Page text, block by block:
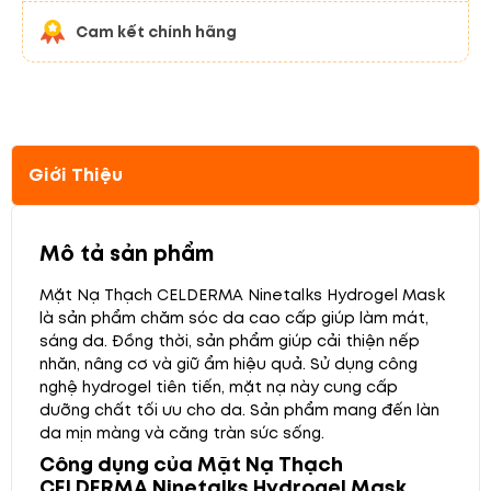
Cam kết chính hãng
Giới Thiệu
Mô tả sản phẩm
Mặt Nạ Thạch CELDERMA Ninetalks Hydrogel Mask
là sản phẩm chăm sóc da cao cấp giúp làm mát,
sáng da. Đồng thời, sản phẩm giúp cải thiện nếp
nhăn, nâng cơ và giữ ẩm hiệu quả. Sử dụng công
nghệ hydrogel tiên tiến, mặt nạ này cung cấp
dưỡng chất tối ưu cho da. Sản phẩm mang đến làn
da mịn màng và căng tràn sức sống.
Công dụng của Mặt Nạ Thạch